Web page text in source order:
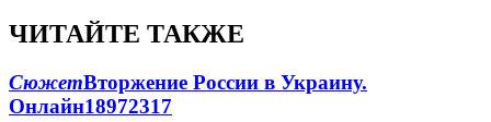
ЧИТАЙТЕ ТАКЖЕ
СюжетВторжение России в Украину.
Онлайн18972317